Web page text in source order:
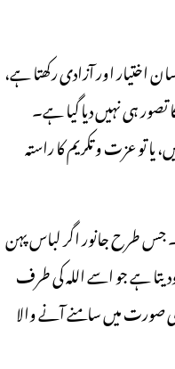
اختیار اور آزادی رکھتا ہے،
ہی نہیں دیا گیا ہے۔
تو عزت و تکریم کا راستہ
طرح جانور اگر لباس پہن
ہے جو اسے اللہ کی طرف
صورت میں سامنے آنے والا